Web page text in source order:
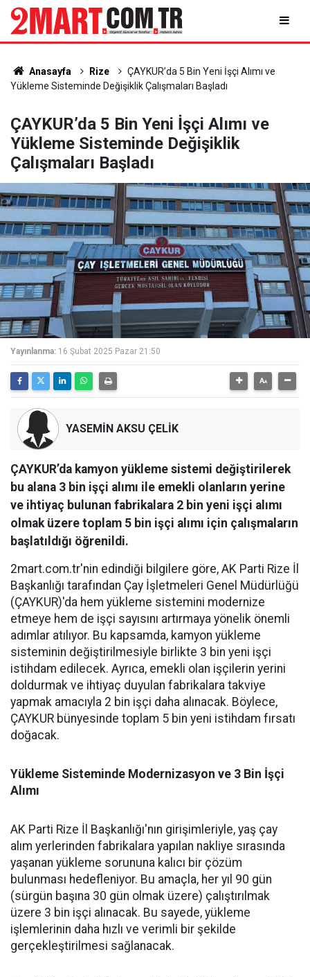
Anasayfa Rize
ÇAYKUR’da 5 Bin Yeni İşçi Alımı ve
Yükleme Sisteminde Değişiklik Çalışmaları Başladı
ÇAYKUR’da 5 Bin Yeni İşçi Alımı ve
Yükleme Sisteminde Değişiklik
Çalışmaları Başladı
Yayınlanma: 16 Şubat 2025 Pazar 21:50
YASEMİN AKSU ÇELİK
ÇAYKUR’da kamyon yükleme sistemi değiştirilerek
bu alana 3 bin işçi alımı ile emekli olanların yerine
ve ihtiyaç bulunan fabrikalara 2 bin yeni işçi alımı
olmak üzere toplam 5 bin işçi alımı için çalışmaların
başlatıldığı öğrenildi.
2mart.com.tr'nin edindiği bilgilere göre, AK Parti Rize İl
Başkanlığı tarafından Çay İşletmeleri Genel Müdürlüğü
(ÇAYKUR)'da hem yükleme sistemini modernize
etmeye hem de işçi sayısını artırmaya yönelik önemli
adımlar atılıyor. Bu kapsamda, kamyon yükleme
sisteminin değiştirilmesiyle birlikte 3 bin yeni işçi
istihdam edilecek. Ayrıca, emekli olan işçilerin yerini
doldurmak ve ihtiyaç duyulan fabrikalara takviye
yapmak amacıyla 2 bin işçi daha alınacak. Böylece,
ÇAYKUR bünyesinde toplam 5 bin yeni istihdam fırsatı
doğacak.
Yükleme Sisteminde Modernizasyon ve 3 Bin İşçi
Alımı
AK Parti Rize İl Başkanlığı'nın girişimleriyle, yaş çay
alım yerlerinden fabrikalara yapılan nakliye sırasında
yaşanan yükleme sorununa kalıcı bir çözüm
bulunması hedefleniyor. Bu amaçla, her yıl 90 gün
(sürgün başına 30 gün olmak üzere) çalıştırılmak
üzere 3 bin işçi alınacak. Bu sayede, yükleme
işlemlerinin daha hızlı ve verimli bir şekilde
gerçekleştirilmesi sağlanacak.